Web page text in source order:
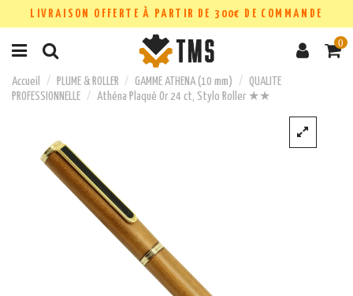
LIVRAISON OFFERTE À PARTIR DE 300€ DE COMMANDE
0
Accueil PLUME & ROLLER GAMME ATHENA (10 mm)
QUALITE
PROFESSIONNELLE
Athéna Plaqué Or 24 ct, Stylo Roller ★★